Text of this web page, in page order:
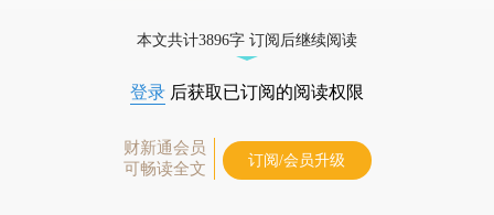
本文共计3896字 订阅后继续阅读
登录 后获取已订阅的阅读权限
财新通会员
可畅读全文
订阅/会员升级